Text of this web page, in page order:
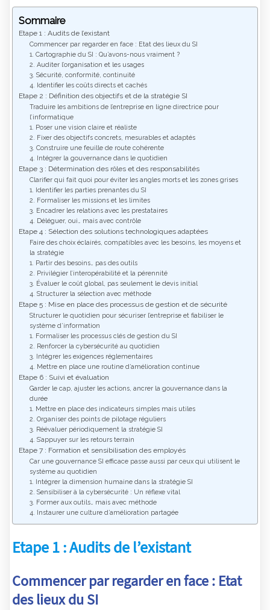
Sommaire
Etape 1 : Audits de l’existant
Commencer par regarder en face : Etat des lieux du SI
1. Cartographie du SI : Qu’avons-nous vraiment ?
2. Auditer l’organisation et les usages
3. Sécurité, conformité, continuité
4. Identifier les coûts directs et cachés
Etape 2 : Définition des objectifs et de la stratégie SI
Traduire les ambitions de l’entreprise en ligne directrice pour
l’informatique
1. Poser une vision claire et réaliste
2. Fixer des objectifs concrets, mesurables et adaptés
3. Construire une feuille de route cohérente
4. Intégrer la gouvernance dans le quotidien
Etape 3 : Détermination des rôles et des responsabilités
Clarifier qui fait quoi pour éviter les angles morts et les zones grises
1. Identifier les parties prenantes du SI
2. Formaliser les missions et les limites
3. Encadrer les relations avec les prestataires
4. Déléguer, oui… mais avec contrôle
Etape 4 : Sélection des solutions technologiques adaptées
Faire des choix éclairés, compatibles avec les besoins, les moyens et
la stratégie
1. Partir des besoins… pas des outils
2. Privilégier l’interopérabilité et la pérennité
3. Évaluer le coût global, pas seulement le devis initial
4. Structurer la sélection avec méthode
Etape 5 : Mise en place des processus de gestion et de sécurité
Structurer le quotidien pour sécuriser l’entreprise et fiabiliser le
système d’information
1. Formaliser les processus clés de gestion du SI
2. Renforcer la cybersécurité au quotidien
3. Intégrer les exigences réglementaires
4. Mettre en place une routine d’amélioration continue
Etape 6 : Suivi et évaluation
Garder le cap, ajuster les actions, ancrer la gouvernance dans la
durée
1. Mettre en place des indicateurs simples mais utiles
2. Organiser des points de pilotage réguliers
3. Réévaluer périodiquement la stratégie SI
4. S’appuyer sur les retours terrain
Etape 7 : Formation et sensibilisation des employés
Car une gouvernance SI efficace passe aussi par ceux qui utilisent le
système au quotidien
1. Intégrer la dimension humaine dans la stratégie SI
2. Sensibiliser à la cybersécurité : Un réflexe vital
3. Former aux outils… mais avec méthode
4. Instaurer une culture d’amélioration partagée
Etape 1 : Audits de l’existant
Commencer par regarder en face : Etat
des lieux du SI